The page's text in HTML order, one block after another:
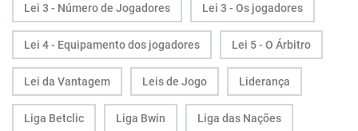
Lei 3 - Número de Jogadores Lei 3 - Os jogadores
Lei 4 - Equipamento dos jogadores Lei 5 - O Árbitro
Lei da Vantagem Leis de Jogo Liderança
Liga Betclic Liga Bwin Liga das Nações